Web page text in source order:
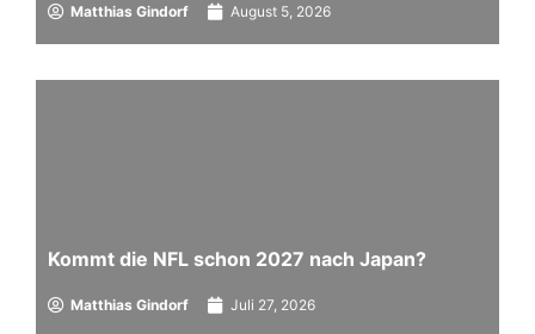
Matthias Gindorf August 5, 2026
Kommt die NFL schon 2027 nach Japan?
Matthias Gindorf Juli 27, 2026